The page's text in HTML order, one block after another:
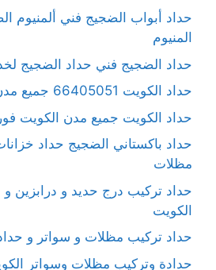
حداد أبواب الضجيج فني ألمنيوم
المنيوم
حداد الضجيج فني حداد الضجيج
حداد الكويت 66405051 جميع مدن الكويت
حداد الكويت جميع مدن الكويت
حداد باكستاني الضجيج حداد
مظلات
حداد تركيب درج حديد و درابزين
الكويت
حداد تركيب مظلات و سواتر و
حدادة وتركيب مظلات وسواتر